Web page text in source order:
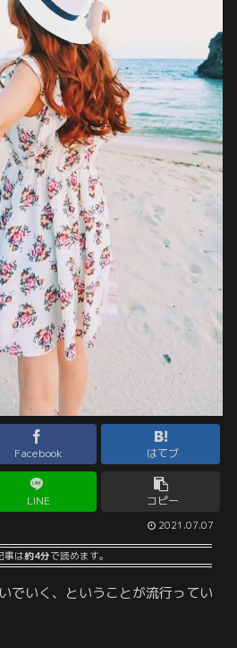
Facebook はてブ
LINE コピー
2021.07.07
事は約4分で読めます。
でいく、ということが流行ってい